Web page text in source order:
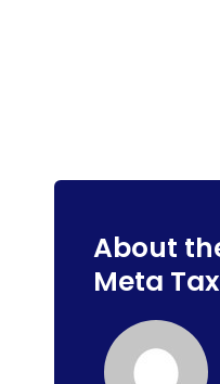
About
Meta